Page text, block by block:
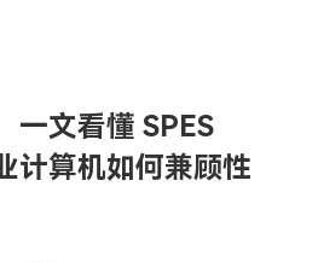
一文看懂 SPES
计算机如何兼顾性